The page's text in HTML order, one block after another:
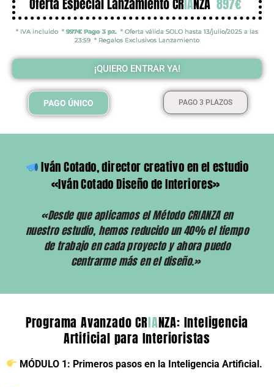
Oferta Especial Lanzamiento CRIANZA 897€
* IVA incluido * 997€ Pago 3 pz. * Oferta válida SOLO hasta 13/julio/2025 a las
23:59 * Regalos Exclusivos Lanzamiento
¡QUIERO ENTRAR YA!
PAGO ÚNICO PAGO 3 PLAZOS
Iván Cotado, director creativo en el estudio
«Iván Cotado Diseño de Interiores»
«Desde que aplicamos el Método CRIANZA en
nuestro estudio, hemos reducido un 40% el tiempo
de trabajo en cada proyecto y ahora puedo
centrarme más en el diseño.»
Programa Avanzado CRIANZA: Inteligencia
Artificial para Interioristas
MÓDULO 1: Primeros pasos en la Inteligencia Artificial.